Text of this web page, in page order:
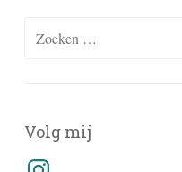
Zoeken
Volg mij
Instagram